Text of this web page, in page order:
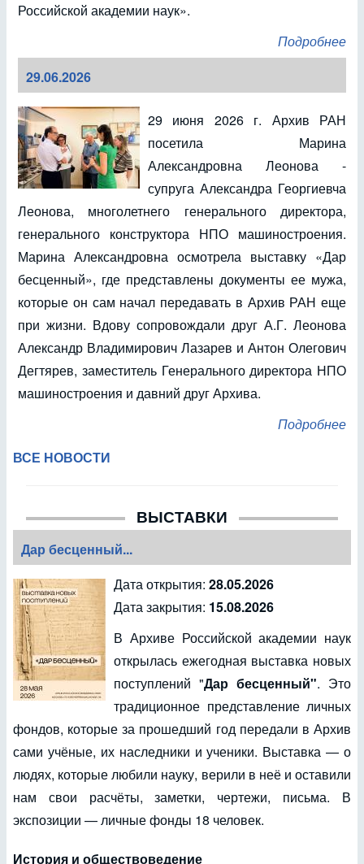
Российской академии наук».
Подробнее
29.06.2026
29 июня 2026 г. Архив РАН
посетила Марина
Александровна Леонова -
супруга Александра Георгиевча
Леонова, многолетнего генерального директора,
генерального конструктора НПО машиностроения.
Марина Александровна осмотрела выставку «Дар
бесценный», где представлены документы ее мужа,
которые он сам начал передавать в Архив РАН еще
при жизни. Вдову сопровождали друг А.Г. Леонова
Александр Владимирович Лазарев и Антон Олегович
Дегтярев, заместитель Генерального директора НПО
машиностроения и давний друг Архива.
Подробнее
ВСЕ НОВОСТИ
ВЫСТАВКИ
Дар бесценный...
Дата открытия: 28.05.2026
Дата закрытия: 15.08.2026
В Архиве Российской академии наук
открылась ежегодная выставка новых
поступлений "Дар бесценный". Это
традиционное представление личных
фондов, которые за прошедший год передали в Архив
сами учёные, их наследники и ученики. Выставка — о
людях, которые любили науку, верили в неё и оставили
нам свои расчёты, заметки, чертежи, письма. В
экспозиции — личные фонды 18 человек.
История и обществоведение